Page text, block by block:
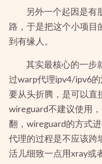
另外一个起因是有
路，于是把这个小项目
到有缘人。
其实最核心的一步
过warp代理ipv4/ipv6
要从头折腾，是可以直
wireguard不建议使用
翻，wireguard的方式
代理的过程是不应该跨
活儿细致一点用xray或